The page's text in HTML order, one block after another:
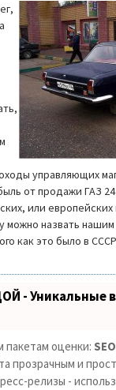
управляющих
от продажи ГАЗ
или
можно назвать
как это было в
- Уникальные
пакетам оценки:
прозрачным и
релизы -